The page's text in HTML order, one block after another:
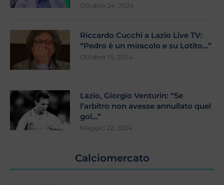
Ottobre 24, 2024
Riccardo Cucchi a Lazio Live TV:
“Pedro è un miracolo e su Lotito…”
Ottobre 14, 2024
Lazio, Giorgio Venturin: “Se
l’arbitro non avesse annullato quel
gol…”
Maggio 22, 2024
Calciomercato